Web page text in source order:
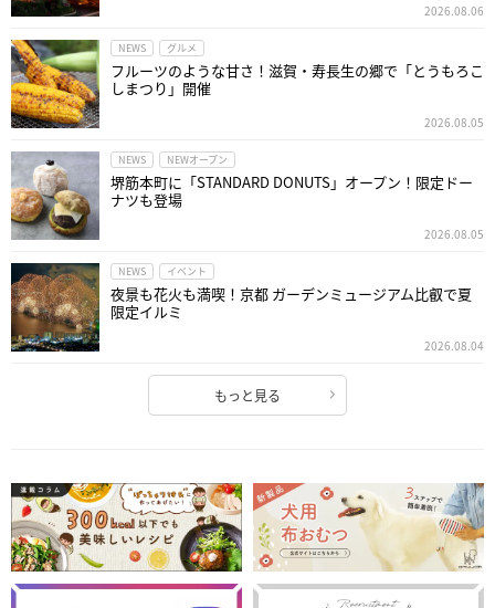
2026.08.06
NEWS グルメ
フルーツのような甘さ！滋賀・寿長生の郷で「とうもろこ
しまつり」開催
2026.08.05
NEWS NEWオープン
堺筋本町に「STANDARD DONUTS」オープン！限定ドー
ナツも登場
2026.08.05
NEWS イベント
夜景も花火も満喫！京都 ガーデンミュージアム比叡で夏
限定イルミ
2026.08.04
もっと見る